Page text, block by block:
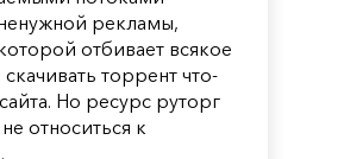
рекламы,
отбивает всякое
торрент что-
Но ресурс руторг
относиться к